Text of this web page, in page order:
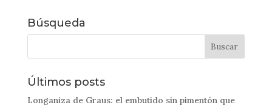
Búsqueda
Últimos posts
Longaniza de Graus: el embutido sin pimentón que